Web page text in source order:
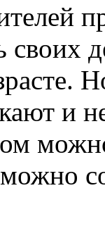
своих
и